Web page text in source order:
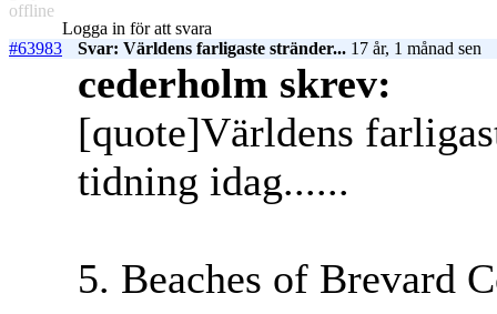
offline
Logga in för att svara
#63983
Svar: Världens farligaste stränder... 17 år, 1 månad sen
cederholm skrev:
[quote]Världens
tidning idag......
5. Beaches of Brevard